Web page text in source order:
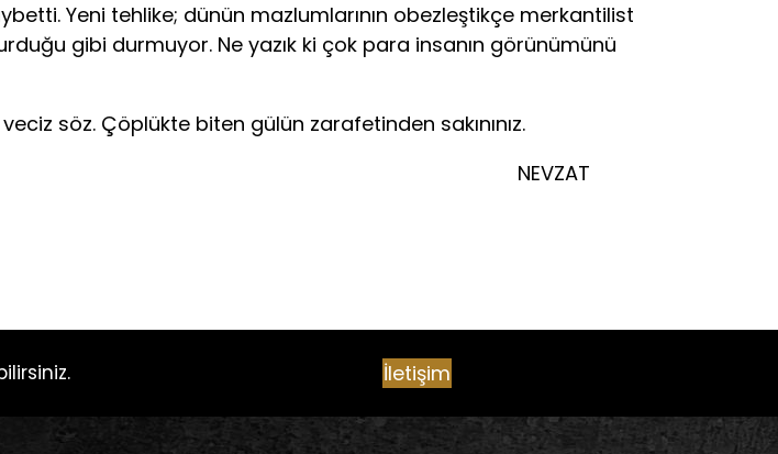
Yeni tehlike; dünün mazlumlarının obezleştikçe merkantilist
gibi durmuyor. Ne yazık ki çok para insanın görünümünü
söz. Çöplükte biten gülün zarafetinden sakınınız.
İletişim